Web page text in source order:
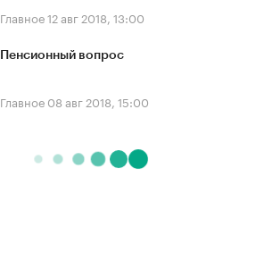
Главное12 авг 2018, 13:00
Пенсионный вопрос
Главное 08 авг 2018, 15:00